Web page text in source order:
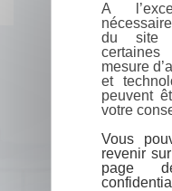
A
du site
mesure
et
peuvent
votre
Vous
revenir
page